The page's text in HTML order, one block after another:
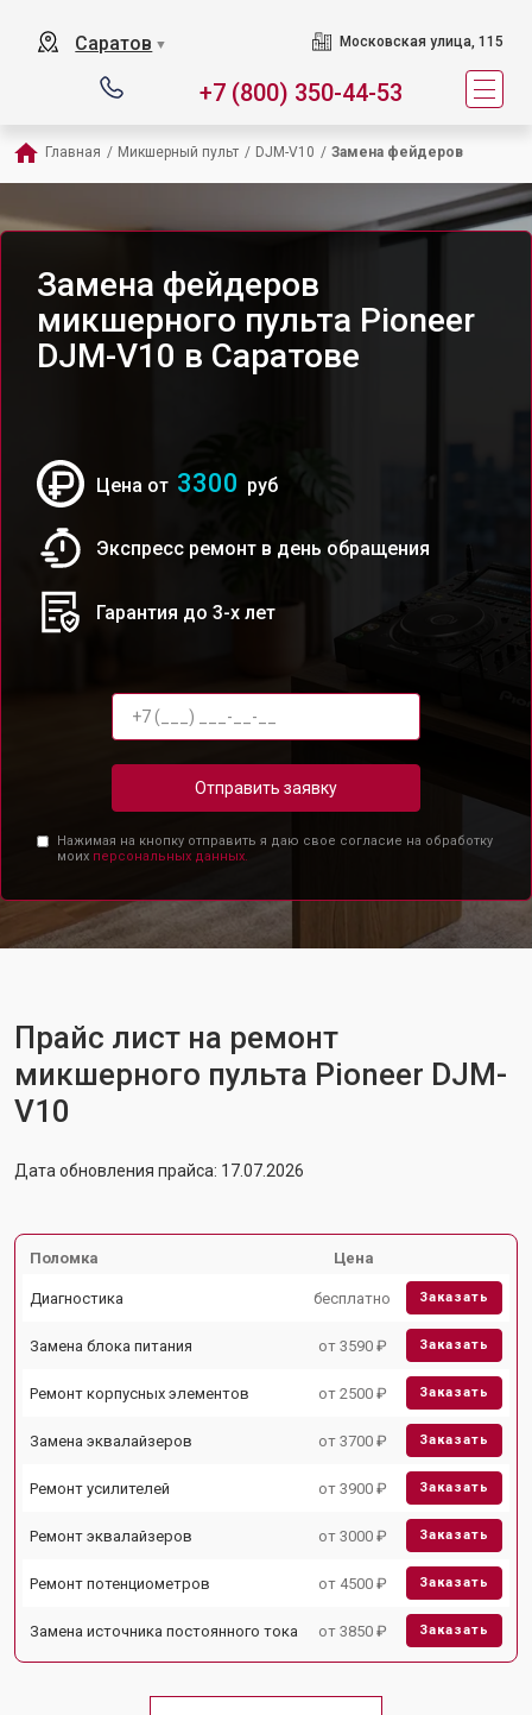
Саратов ▼ Московская улица, 115
+7 (800) 350-44-53
Главная / Микшерный пульт / DJM-V10 / Замена фейдеров
Замена фейдеров
микшерного пульта Pioneer
DJM-V10 в Саратове
Цена от 3300 руб
Экспресс ремонт в день обращения
Гарантия до 3-х лет
Отправить заявку
Нажимая на кнопку отправить я даю свое согласие на обработку
моих персональных данных.
Прайс лист на ремонт
микшерного пульта Pioneer DJM-
V10
Дата обновления прайса: 17.07.2026
Поломка Цена
Диагностика бесплатно Заказать
Замена блока питания от 3590 ₽ Заказать
Ремонт корпусных элементов от 2500 ₽ Заказать
Замена эквалайзеров от 3700 ₽ Заказать
Ремонт усилителей от 3900 ₽ Заказать
Ремонт эквалайзеров от 3000 ₽ Заказать
Ремонт потенциометров от 4500 ₽ Заказать
Замена источника постоянного тока от 3850 ₽ Заказать